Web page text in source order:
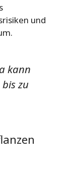
und
kann
zu